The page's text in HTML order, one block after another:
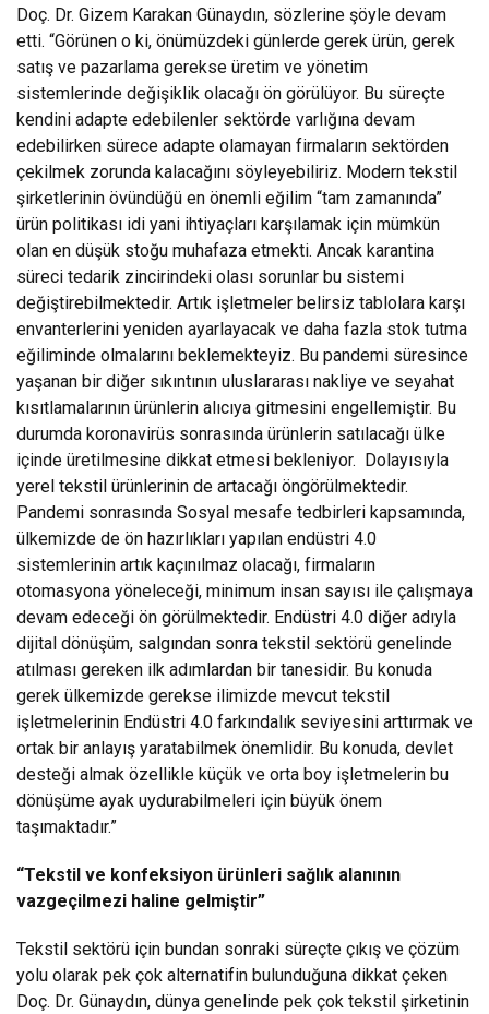
Doç. Dr. Gizem Karakan Günaydın, sözlerine şöyle devam
etti. “Görünen o ki, önümüzdeki günlerde gerek ürün, gerek
satış ve pazarlama gerekse üretim ve yönetim
sistemlerinde değişiklik olacağı ön görülüyor. Bu süreçte
kendini adapte edebilenler sektörde varlığına devam
edebilirken sürece adapte olamayan firmaların sektörden
çekilmek zorunda kalacağını söyleyebiliriz. Modern tekstil
şirketlerinin övündüğü en önemli eğilim “tam zamanında”
ürün politikası idi yani ihtiyaçları karşılamak için mümkün
olan en düşük stoğu muhafaza etmekti. Ancak karantina
süreci tedarik zincirindeki olası sorunlar bu sistemi
değiştirebilmektedir. Artık işletmeler belirsiz tablolara karşı
envanterlerini yeniden ayarlayacak ve daha fazla stok tutma
eğiliminde olmalarını beklemekteyiz. Bu pandemi süresince
yaşanan bir diğer sıkıntının uluslararası nakliye ve seyahat
kısıtlamalarının ürünlerin alıcıya gitmesini engellemiştir. Bu
durumda koronavirüs sonrasında ürünlerin satılacağı ülke
içinde üretilmesine dikkat etmesi bekleniyor. Dolayısıyla
yerel tekstil ürünlerinin de artacağı öngörülmektedir.
Pandemi sonrasında Sosyal mesafe tedbirleri kapsamında,
ülkemizde de ön hazırlıkları yapılan endüstri 4.0
sistemlerinin artık kaçınılmaz olacağı, firmaların
otomasyona yöneleceği, minimum insan sayısı ile çalışmaya
devam edeceği ön görülmektedir. Endüstri 4.0 diğer adıyla
dijital dönüşüm, salgından sonra tekstil sektörü genelinde
atılması gereken ilk adımlardan bir tanesidir. Bu konuda
gerek ülkemizde gerekse ilimizde mevcut tekstil
işletmelerinin Endüstri 4.0 farkındalık seviyesini arttırmak ve
ortak bir anlayış yaratabilmek önemlidir. Bu konuda, devlet
desteği almak özellikle küçük ve orta boy işletmelerin bu
dönüşüme ayak uydurabilmeleri için büyük önem
taşımaktadır.”
“Tekstil ve konfeksiyon ürünleri sağlık alanının
vazgeçilmezi haline gelmiştir”
Tekstil sektörü için bundan sonraki süreçte çıkış ve çözüm
yolu olarak pek çok alternatifin bulunduğuna dikkat çeken
Doç. Dr. Günaydın, dünya genelinde pek çok tekstil şirketinin